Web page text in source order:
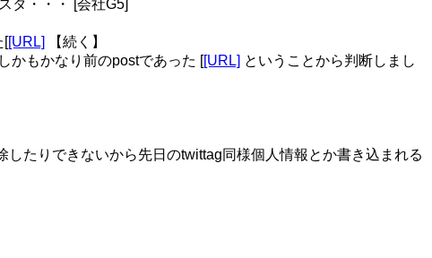
タ・・・ [会社G5]
[[URL] 【続く】
かもかなり前のpostであった [[URL] ということから判断しまし
たりできないから先日のtwittag同様個人情報とか書き込まれる